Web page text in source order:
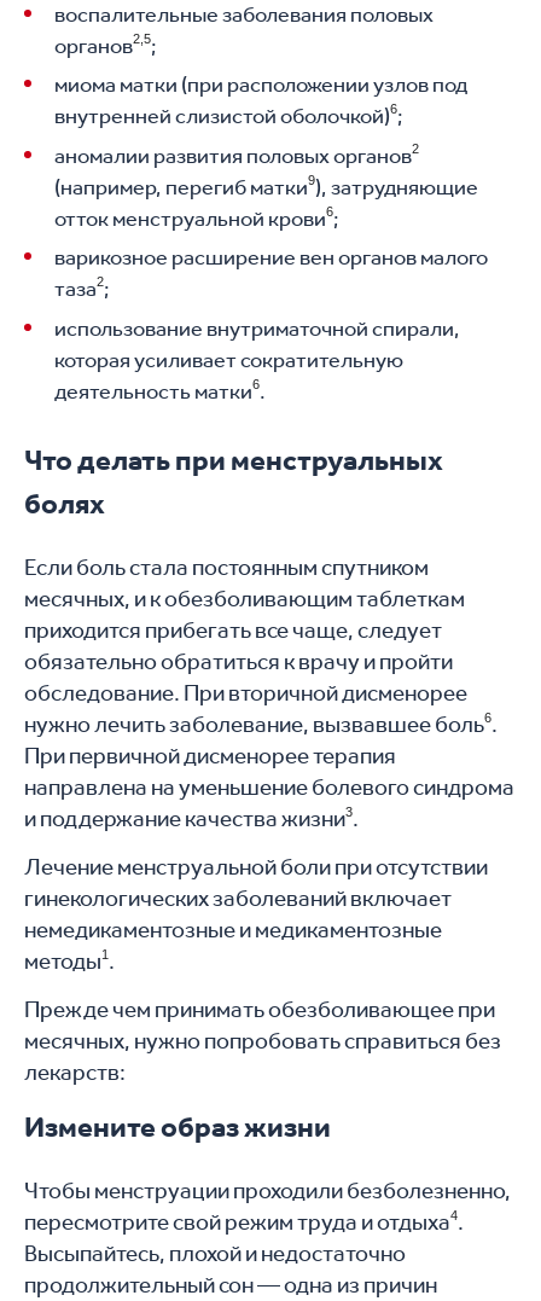
воспалительные заболевания половых
органов2,5;
миома матки (при расположении узлов под
внутренней слизистой оболочкой)6;
аномалии развития половых органов2
(например, перегиб матки9), затрудняющие
отток менструальной крови6;
варикозное расширение вен органов малого
таза2;
использование внутриматочной спирали,
которая усиливает сократительную
деятельность матки6.
Что делать при менструальных
болях
Если боль стала постоянным спутником
месячных, и к обезболивающим таблеткам
приходится прибегать все чаще, следует
обязательно обратиться к врачу и пройти
обследование. При вторичной дисменорее
нужно лечить заболевание, вызвавшее боль6.
При первичной дисменорее терапия
направлена на уменьшение болевого синдрома
и поддержание качества жизни3.
Лечение менструальной боли при отсутствии
гинекологических заболеваний включает
немедикаментозные и медикаментозные
методы1 .
Прежде чем принимать обезболивающее при
месячных, нужно попробовать справиться без
лекарств:
Измените образ жизни
Чтобы менструации проходили безболезненно,
пересмотрите свой режим труда и отдыха4.
Высыпайтесь, плохой и недостаточно
продолжительный сон — одна из причин